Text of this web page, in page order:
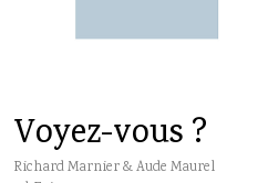
Voyez-vous ?
Richard Marnier & Aude Maurel